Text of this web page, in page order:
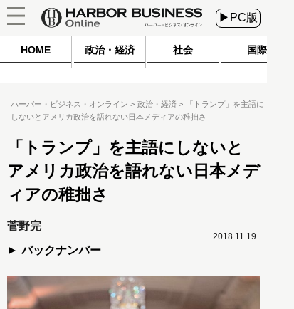
▶PC版
HOME 政治・経済 社会 国際
ハーバー・ビジネス・オンライン 政治・経済
「トランプ」を主語に
しないとアメリカ政治を語れない日本メディアの稚拙さ
「トランプ」を主語にしないと
アメリカ政治を語れない日本メデ
ィアの稚拙さ
菅野完
バックナンバー
2018.11.19